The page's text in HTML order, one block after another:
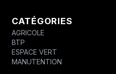
CATÉGORIES
AGRICOLE
BTP
ESPACE VERT
MANUTENTION